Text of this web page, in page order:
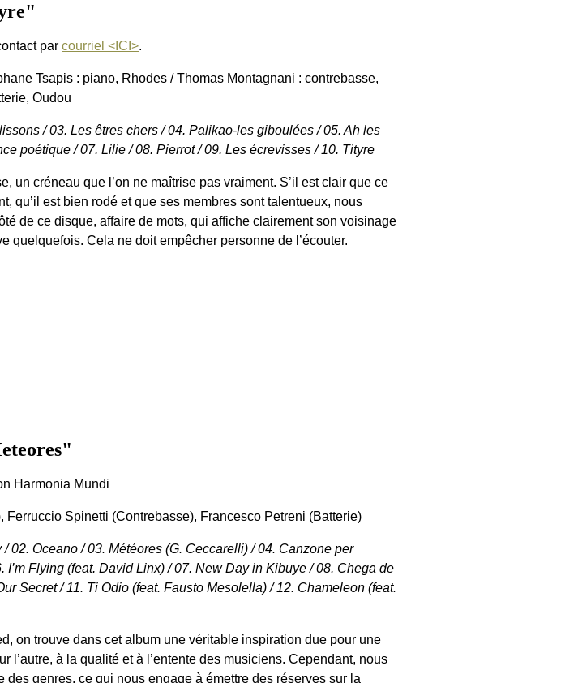
parcourriel <ICI>.
Tsapis : piano, Rhodes / Thomas Montagnani : contrebasse,
Oudou
/ 03. Les êtres chers / 04. Palikao-les giboulées / 05. Ah les
poétique / 07. Lilie / 08. Pierrot / 09. Les écrevisses / 10. Tityre
un créneau que l’on ne maîtrise pas vraiment. S’il est clair que ce
qu’il est bien rodé et que ses membres sont talentueux, nous
de ce disque, affaire de mots, qui affiche clairement son voisinage
quelquefois. Cela ne doit empêcher personne de l’écouter.
Harmonia Mundi
Ferruccio Spinetti (Contrebasse), Francesco Petreni (Batterie)
02. Oceano / 03. Météores (G. Ceccarelli) / 04. Canzone per
I’m Flying (feat. David Linx) / 07. New Day in Kibuye / 08. Chega de
Secret / 11. Ti Odio (feat. Fausto Mesolella) / 12. Chameleon (feat.
on trouve dans cet album une véritable inspiration due pour une
l’autre, à la qualité et à l’entente des musiciens. Cependant, nous
des genres, ce qui nous engage à émettre des réserves sur la